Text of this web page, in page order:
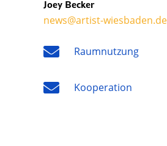
Joey Becker
news@artist-wiesbaden.de
Raumnutzung
Kooperation